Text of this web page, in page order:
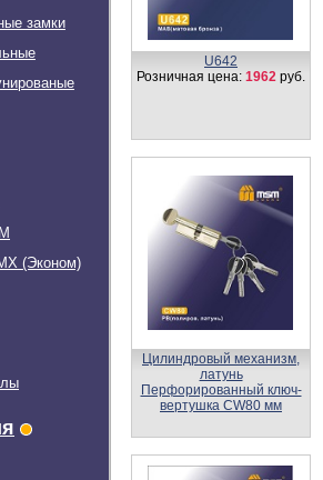
замки
(Эконом)
U642
Розничная цена: 1962 руб.
Цилиндровый механизм
DAMX
Перфорированный ключ-
ключ C60 мм